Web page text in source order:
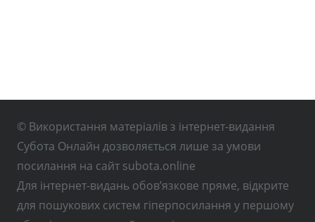
© Використання матеріалів з інтернет-видання
Субота Онлайн дозволяється лише за умови
посилання на сайт subota.online
Для інтернет-видань обов’язкове пряме, відкрите
для пошукових систем гіперпосилання у першому